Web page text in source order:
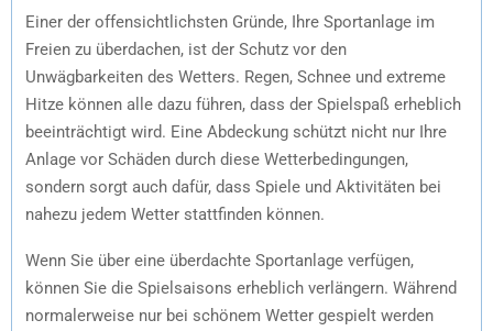
Einer der offensichtlichsten Gründe, Ihre Sportanlage im
Freien zu überdachen, ist der Schutz vor den
Unwägbarkeiten des Wetters. Regen, Schnee und extreme
Hitze können alle dazu führen, dass der Spielspaß erheblich
beeinträchtigt wird. Eine Abdeckung schützt nicht nur Ihre
Anlage vor Schäden durch diese Wetterbedingungen,
sondern sorgt auch dafür, dass Spiele und Aktivitäten bei
nahezu jedem Wetter stattfinden können.
Wenn Sie über eine überdachte Sportanlage verfügen,
können Sie die Spielsaisons erheblich verlängern. Während
normalerweise nur bei schönem Wetter gespielt werden